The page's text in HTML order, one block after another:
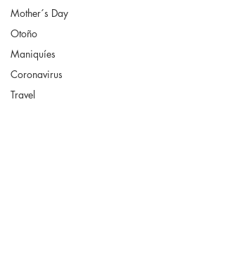
Mother´s Day
Otoño
Maniquíes
Coronavirus
Travel